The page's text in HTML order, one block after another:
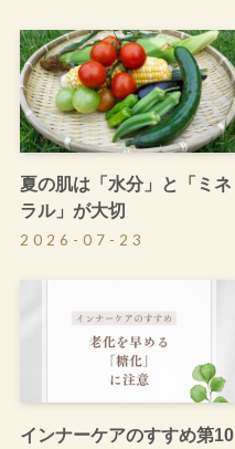
夏の肌は「水分」と「ミネ
ラル」が大切
2026-07-23
インナーケアのすすめ第10